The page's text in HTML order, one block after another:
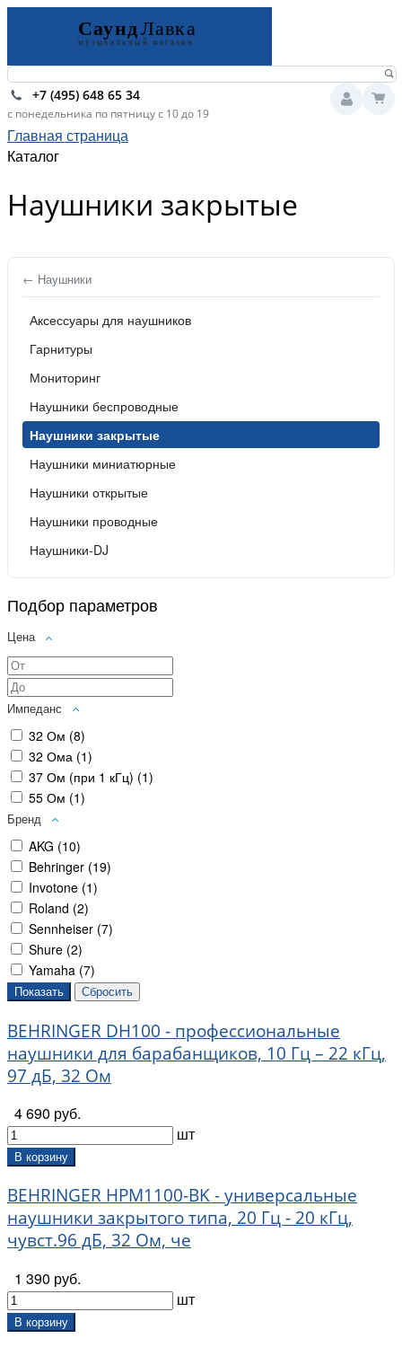
+7 (495) 648 65 34
с понедельника по пятницу с 10 до 19
Главная страница
Каталог
Наушники закрытые
← Наушники
Аксессуары для наушников
Гарнитуры
Мониторинг
Наушники беспроводные
Наушники закрытые
Наушники миниатюрные
Наушники открытые
Наушники проводные
Наушники-DJ
Подбор параметров
Цена
Импеданс
32 Ом (8)
32 Ома (1)
37 Ом (при 1 кГц) (1)
55 Ом (1)
Бренд
AKG (10)
Behringer (19)
Invotone (1)
Roland (2)
Sennheiser (7)
Shure (2)
Yamaha (7)
BEHRINGER DH100 - профессиональные
наушники для барабанщиков, 10 Гц – 22 кГц,
97 дБ, 32 Ом
4 690 руб.
шт
В корзину
BEHRINGER HPM1100-BK - универсальные
наушники закрытого типа, 20 Гц - 20 кГц,
чувст.96 дБ, 32 Ом, че
1 390 руб.
шт
В корзину